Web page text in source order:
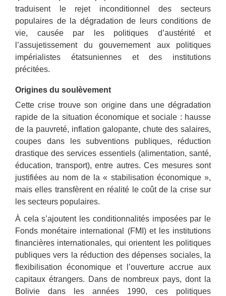
traduisent le rejet inconditionnel des secteurs
populaires de la dégradation de leurs conditions de
vie, causée par les politiques d’austérité et
l’assujetissement du gouvernement aux politiques
impérialistes étatsuniennes et des institutions
précitées.
Origines du soulèvement
Cette crise trouve son origine dans une dégradation
rapide de la situation économique et sociale : hausse
de la pauvreté, inflation galopante, chute des salaires,
coupes dans les subventions publiques, réduction
drastique des services essentiels (alimentation, santé,
éducation, transport), entre autres. Ces mesures sont
justifiées au nom de la « stabilisation économique »,
mais elles transfèrent en réalité le coût de la crise sur
les secteurs populaires.
À cela s’ajoutent les conditionnalités imposées par le
Fonds monétaire international (FMI) et les institutions
financières internationales, qui orientent les politiques
publiques vers la réduction des dépenses sociales, la
flexibilisation économique et l’ouverture accrue aux
capitaux étrangers. Dans de nombreux pays, dont la
Bolivie dans les années 1990, ces politiques